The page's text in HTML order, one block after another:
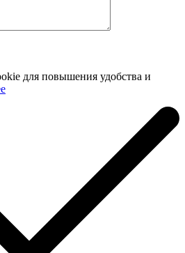
для повышения удобства и